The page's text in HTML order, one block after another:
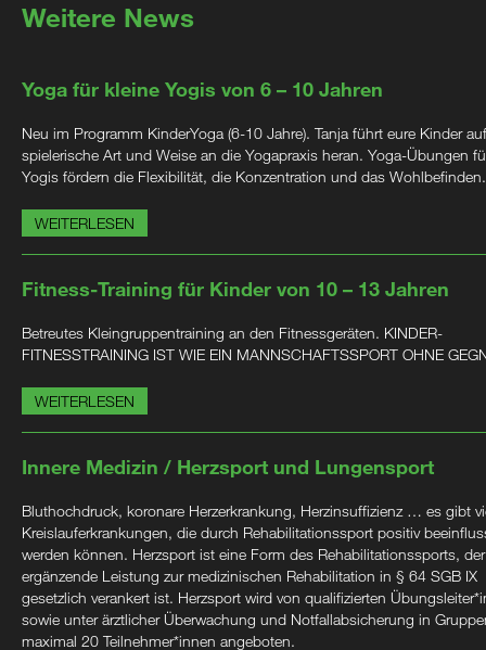
Weitere News
Yoga für kleine Yogis von 6 – 10 Jahren
Neu im Programm KinderYoga (6-10 Jahre). Tanja führt eure Kinder auf
spielerische Art und Weise an die Yogapraxis heran. Yoga-Übungen
Yogis fördern die Flexibilität, die Konzentration und das Wohlbefinden.
WEITERLESEN
Fitness-Training für Kinder von 10 – 13 Jahren
Betreutes Kleingruppentraining an den Fitnessgeräten. KINDER-
FITNESSTRAINING IST WIE EIN MANNSCHAFTSSPORT OHNE
WEITERLESEN
Innere Medizin / Herzsport und Lungensport
Bluthochdruck, koronare Herzerkrankung, Herzinsuffizienz … es gibt
Kreislauferkrankungen, die durch Rehabilitationssport positiv
werden können. Herzsport ist eine Form des Rehabilitationssports,
ergänzende Leistung zur medizinischen Rehabilitation in § 64 SGB IX
gesetzlich verankert ist. Herzsport wird von qualifizierten
sowie unter ärztlicher Überwachung und Notfallabsicherung in
maximal 20 Teilnehmer*innen angeboten.